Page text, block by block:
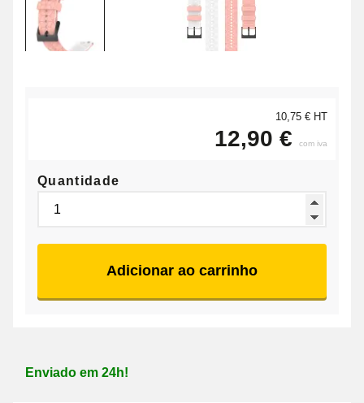
10,75 € HT
12,90 € com iva
Quantidade
Adicionar ao carrinho
Enviado em 24h!